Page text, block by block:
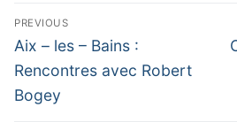
Navigation
de
l’article
PREVIOUS
Previous
post:
Aix – les – Bains :
Rencontres avec Robert
Bogey